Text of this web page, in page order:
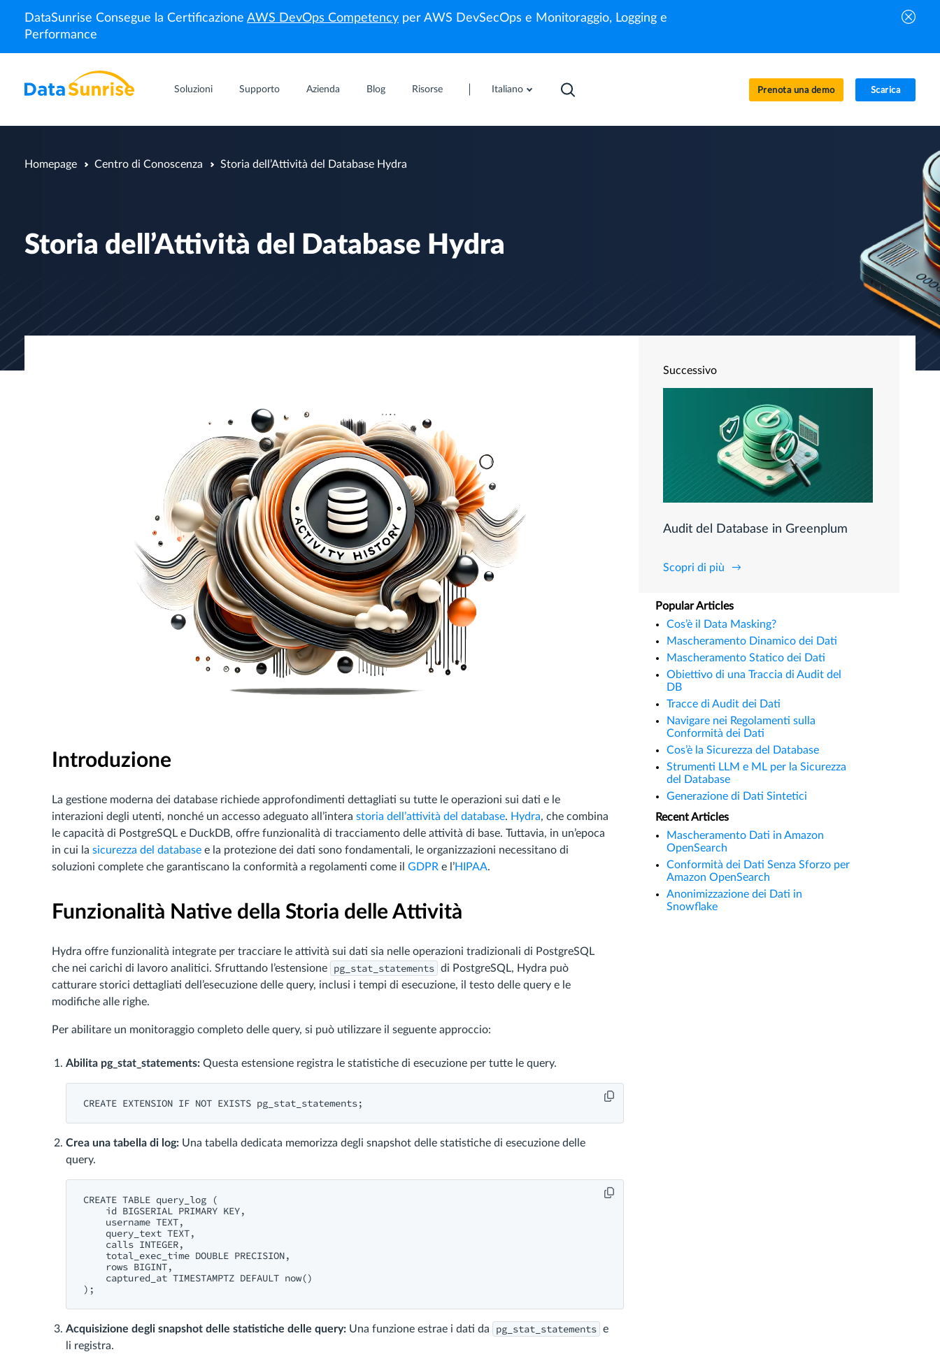
DataSunrise Consegue la Certificazione AWS DevOps Competency per AWS DevSecOps e Monitoraggio, Logging e
Performance
Soluzioni Supporto Azienda Blog Risorse Italiano Prenota una demo Scarica
Homepage Centro di Conoscenza Storia dell’Attività del Database Hydra
Storia dell’Attività del Database Hydra
Introduzione
La gestione moderna dei database richiede approfondimenti dettagliati su tutte le operazioni sui dati e le
interazioni degli utenti, nonché un accesso adeguato all’intera storia dell’attività del database. Hydra, che combina
le capacità di PostgreSQL e DuckDB, offre funzionalità di tracciamento delle attività di base. Tuttavia, in un’epoca
in cui la sicurezza del database e la protezione dei dati sono fondamentali, le organizzazioni necessitano di
soluzioni complete che garantiscano la conformità a regolamenti come il GDPR e l’HIPAA.
Funzionalità Native della Storia delle Attività
Hydra offre funzionalità integrate per tracciare le attività sui dati sia nelle operazioni tradizionali di PostgreSQL
che nei carichi di lavoro analitici. Sfruttando l’estensione
pg_stat_statements di PostgreSQL, Hydra può
catturare storici dettagliati dell’esecuzione delle query, inclusi i tempi di esecuzione, il testo delle query e le
modifiche alle righe.
Per abilitare un monitoraggio completo delle query, si può utilizzare il seguente approccio:
Abilita pg_stat_statements: Questa estensione registra le statistiche di esecuzione per tutte le query.
CREATE EXTENSION IF NOT EXISTS
Crea una tabella di log: Una tabella dedicata memorizza degli snapshot delle statistiche di esecuzione delle
query.
CREATE TABLE query_log (
id BIGSERIAL PRIMARY KEY,
    username
TEXT,
    query_text
TEXT,
    calls
INTEGER,
    total_exec_time
DOUBLE PRECISION,
rows BIGINT,
    captured_at TIMESTAMPTZ
DEFAULT now()
Acquisizione degli snapshot delle statistiche delle query: Una funzione estrae i dati da pg_stat_statements e
li registra.
Successivo
Audit del Database in Greenplum
Scopri di più
Popular Articles
Cos’è il Data Masking?
Mascheramento Dinamico dei Dati
Mascheramento Statico dei Dati
Obiettivo di una Traccia di Audit del
DB
Tracce di Audit dei Dati
Navigare nei Regolamenti sulla
Conformità dei Dati
Cos’è la Sicurezza del Database
Strumenti LLM e ML per la Sicurezza
del Database
Generazione di Dati Sintetici
Recent Articles
Mascheramento Dati in Amazon
OpenSearch
Conformità dei Dati Senza Sforzo per
Amazon OpenSearch
Anonimizzazione dei Dati in
Snowflake